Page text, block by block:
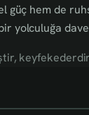
güç hem de
yolculuğa